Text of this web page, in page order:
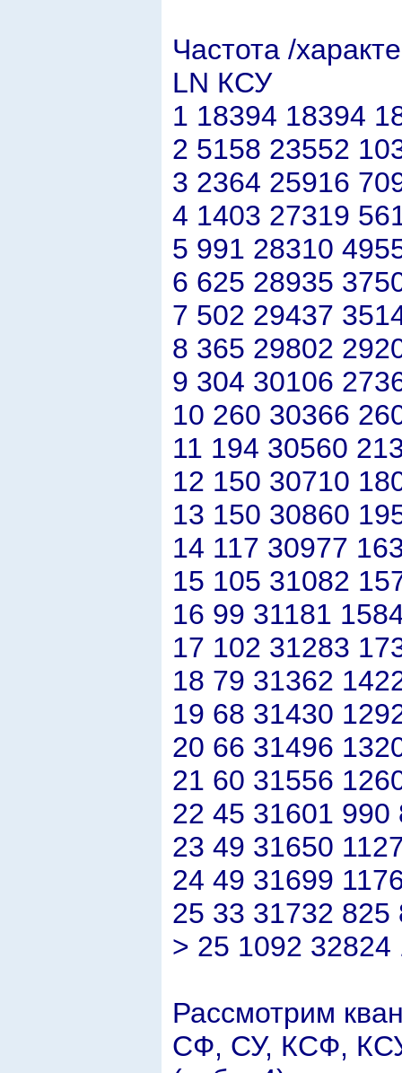
Частота /
LN КСУ
1 18394 18394
2 5158 23552
3 2364 25916
4 1403 27319
5 991 28310
6 625 28935
7 502 29437
8 365 29802
9 304 30106
10 260 30366
11 194 30560
12 150 30710
13 150 30860
14 117 30977
15 105 31082
16 99 31181
17 102 31283
18 79 31362
19 68 31430
20 66 31496
21 60 31556
22 45 31601 990
23 49 31650
24 49 31699
25 33 31732 825
> 25 1092
Рассмотрим
СФ, СУ, КСФ,